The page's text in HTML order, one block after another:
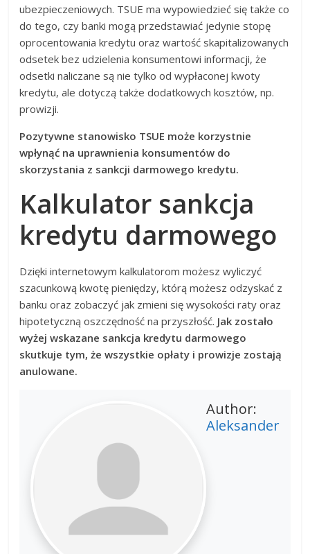
ubezpieczeniowych. TSUE ma wypowiedzieć się także co
do tego, czy banki mogą przedstawiać jedynie stopę
oprocentowania kredytu oraz wartość skapitalizowanych
odsetek bez udzielenia konsumentowi informacji, że
odsetki naliczane są nie tylko od wypłaconej kwoty
kredytu, ale dotyczą także dodatkowych kosztów, np.
prowizji.
Pozytywne stanowisko TSUE może korzystnie
wpłynąć na uprawnienia konsumentów do
skorzystania z sankcji darmowego kredytu.
Kalkulator sankcja
kredytu darmowego
Dzięki internetowym kalkulatorom możesz wyliczyć
szacunkową kwotę pieniędzy, którą możesz odzyskać z
banku oraz zobaczyć jak zmieni się wysokości raty oraz
hipotetyczną oszczędność na przyszłość. Jak zostało
wyżej wskazane sankcja kredytu darmowego
skutkuje tym, że wszystkie opłaty i prowizje zostają
anulowane.
Author:
Aleksander